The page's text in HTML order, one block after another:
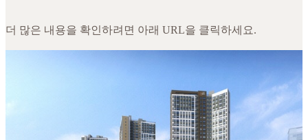
더 많은 내용을 확인하려면 아래 URL을 클릭하세요.